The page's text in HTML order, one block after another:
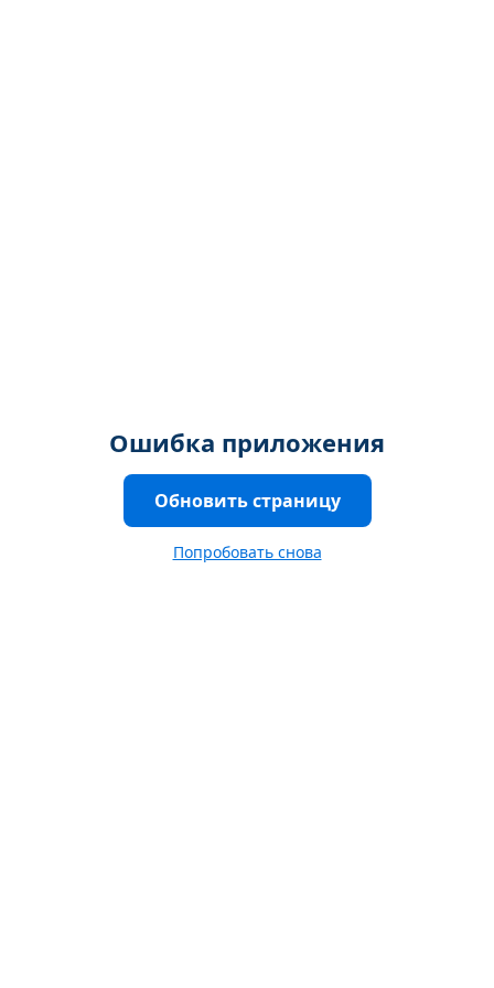
Ошибка приложения
Обновить страницу
Попробовать снова